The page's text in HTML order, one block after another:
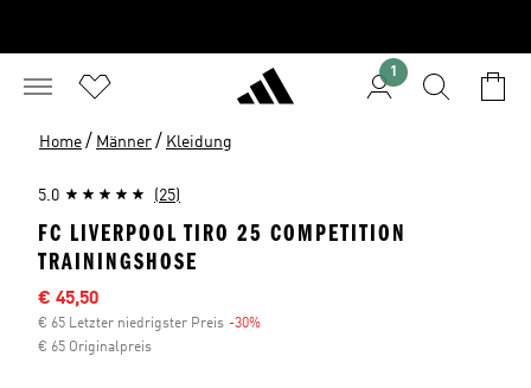
1
Home / Männer / Kleidung
5.0 (25)
FC LIVERPOOL TIRO 25 COMPETITION
TRAININGSHOSE
Sale-Preis
€ 45,50
€ 65 Letzter niedrigster Preis -30%
€ 65 Originalpreis